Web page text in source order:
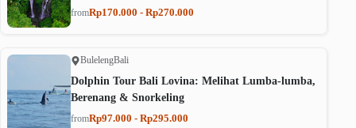
fromRp170.000 - Rp270.000
BulelengBali
Dolphin Tour Bali Lovina: Melihat Lumba-lumba,
Berenang & Snorkeling
fromRp97.000 - Rp295.000